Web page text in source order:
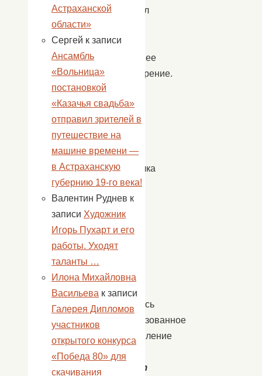
рассказал
Морозу
новогоднее
стихотворение.
Всем
детям
Дед
Мороз
и
Снегурочка
вручили
подарки.
Доме
состоялось
театрализованное
представление
заменит
Астраханской
области»
Сергей к записи
Ансамбль
«Вольница»
постановкой
«Казачья свадьба»
отправил зрителей в
путешествие на
машине времени —
в Астраханскую
губернию 19-го века!
Валентин Руднев к
записи Художник
Игорь Пухарт и его
работы. Уходят
таланты …
Илона Михайловна
Васильева к записи
Галерея Дипломов
участников
открытого конкурса
«Победа 80» для
скачивания